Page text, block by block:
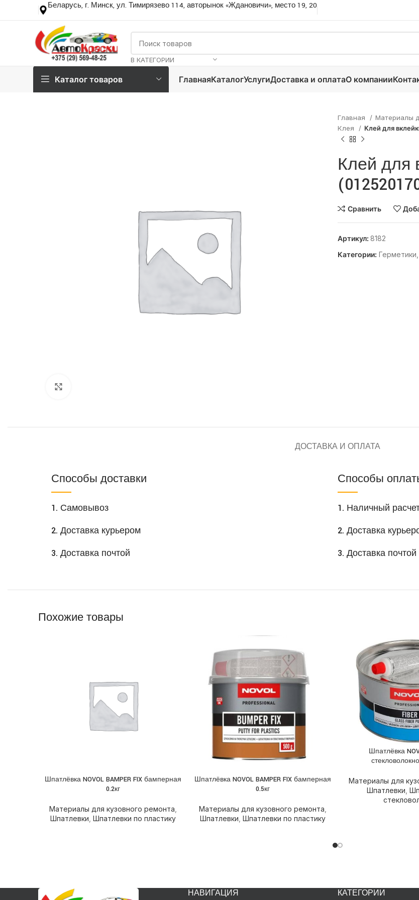
Беларусь, г. Минск, ул. Тимирязево 114, авторынок «Ждановичи», место 19, 20
В КАТЕГОРИИ
Каталог товаров ГлавнаяКаталогУслугиДоставка и оплатаО компании
Главная Материалы
Клея
Клей для
Клей для
Сравнить
Артикул: 8182
Категории:
ДОСТАВКА И ОПЛАТА
Способы доставки
1. Самовывоз
2. Доставка курьером
3. Доставка почтой
Способы
1. Наличный
2. Доставка
3. Доставка почтой
Похожие товары
ПОДРОБНЕЕ
Шпатлёвка NOVOL BAMPER FIX бамперная
0.2кг
Материалы для кузовного ремонта
Шпатлевки Шпатлевки по пластику
ПОДРОБНЕЕ
Шпатлёвка NOVOL BAMPER FIX бамперная
0.5кг
Материалы для кузовного ремонта
Шпатлевки Шпатлевки по пластику
ПОДРОБНЕЕШпатлёвка
Материалы для
Шпатлевки
НАВИГАЦИЯ КАТЕГОРИИ